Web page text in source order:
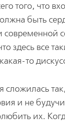
того, что
быть
здесь все
то
сложилась
и не
их.